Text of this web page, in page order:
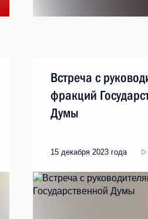
Встреча с
фракций
Думы
15 декабря 2023 года